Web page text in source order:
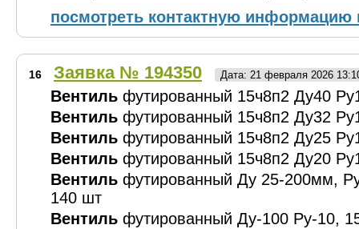
посмотреть контактную информацию
16 Заявка № 194350 Дата: 21 февраля 2026
Вентиль футированный 15ч8п2 Ду40
Вентиль футированный 15ч8п2 Ду32
Вентиль футированный 15ч8п2 Ду25
Вентиль футированный 15ч8п2 Ду20
Вентиль футированный Ду 25-200мм,
140 шт
Вентиль футированный Ду-100 Ру-10,